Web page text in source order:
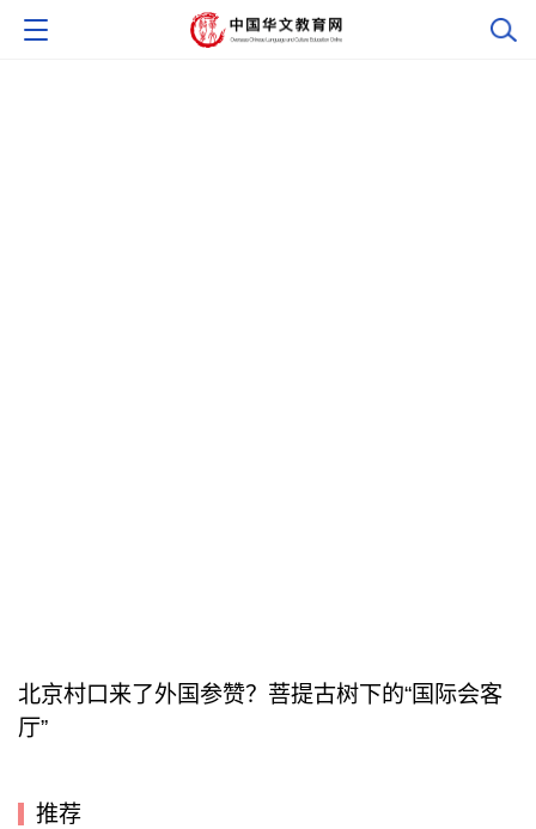
北京村口来了外国参赞？菩提古树下的“国际会客
厅”
推荐